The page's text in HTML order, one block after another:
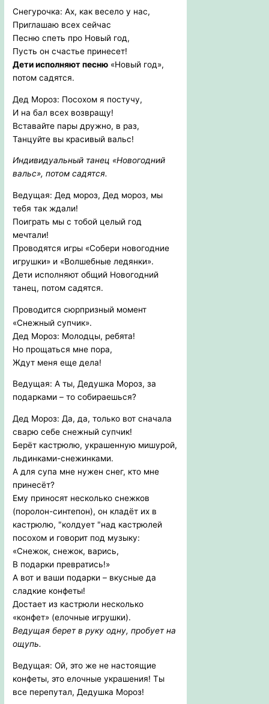
Снегурочка: Ах, как весело у нас,
Приглашаю всех сейчас
Песню спеть про Новый год,
Пусть он счастье принесет!
Дети исполняют песню «Новый год»,
потом садятся.
Дед Мороз: Посохом я постучу,
И на бал всех возвращу!
Вставайте пары дружно, в раз,
Танцуйте вы красивый вальс!
Индивидуальный танец «Новогодний
вальс», потом садятся.
Ведущая: Дед мороз, Дед мороз, мы
тебя так ждали!
Поиграть мы с тобой целый год
мечтали!
Проводятся игры «Собери новогодние
игрушки» и «Волшебные ледянки».
Дети исполняют общий Новогодний
танец, потом садятся.
Проводится сюрпризный момент
«Снежный супчик».
Дед Мороз: Молодцы, ребята!
Но прощаться мне пора,
Ждут меня еще дела!
Ведущая: А ты, Дедушка Мороз, за
подарками – то собираешься?
Дед Мороз: Да, да, только вот сначала
сварю себе снежный супчик!
Берёт кастрюлю, украшенную мишурой,
льдинками-снежинками.
А для супа мне нужен снег, кто мне
принесёт?
Ему приносят несколько снежков
(поролон-синтепон), он кладёт их в
кастрюлю, "колдует "над кастрюлей
посохом и говорит под музыку:
«Снежок, снежок, варись,
В подарки превратись!»
А вот и ваши подарки – вкусные да
сладкие конфеты!
Достает из кастрюли несколько
«конфет» (елочные игрушки).
Ведущая берет в руку одну, пробует на
ощупь.
Ведущая: Ой, это же не настоящие
конфеты, это елочные украшения! Ты
все перепутал, Дедушка Мороз!